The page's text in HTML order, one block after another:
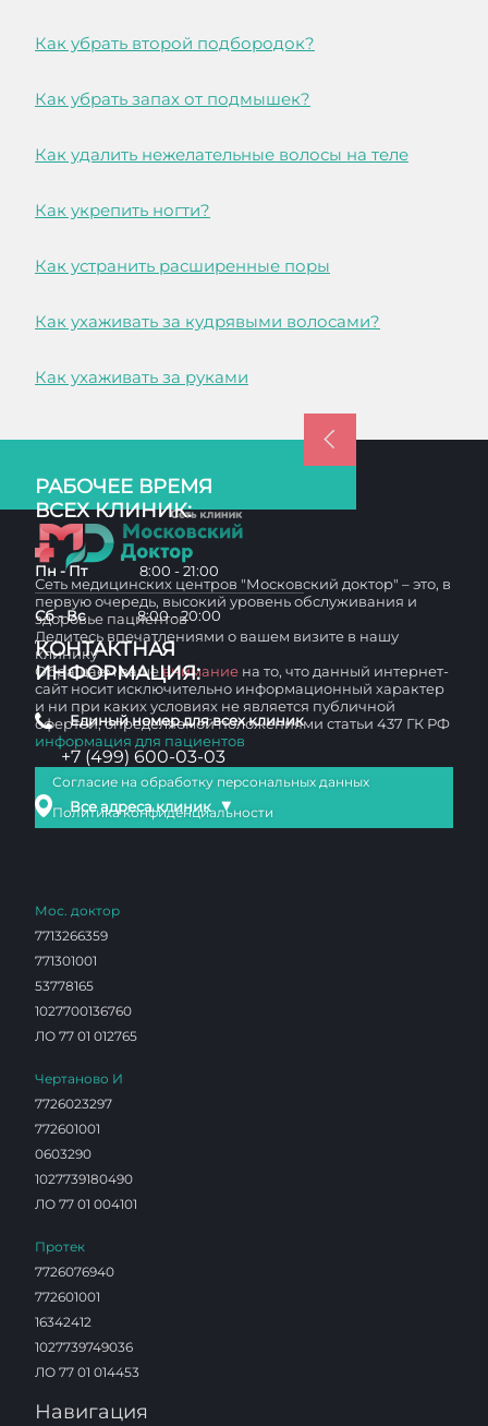
Как убрать второй подбородок?
Как убрать запах от подмышек?
Как удалить нежелательные волосы на теле
Как укрепить ногти?
Как устранить расширенные поры
Как ухаживать за кудрявыми волосами?
Как ухаживать за руками
РАБОЧЕЕ ВРЕМЯ
ВСЕХ КЛИНИК:
Пн - Пт 8:00 - 21:00
Сб - Вс 8:00 - 20:00
КОНТАКТНАЯ
ИНФОРМАЦИЯ:
Единый номер для всех клиник
+7 (499) 600-03-03
Все адреса клиник ▼
Сеть медицинских центров "Московский доктор" – это, в
первую очередь, высокий уровень обслуживания и
здоровье пациентов
Делитесь впечатлениями о вашем визите в нашу
клинику
Обращаем вашевнимание на то, что данный интернет-
сайт носит исключительно информационный характер
и ни при каких условиях не является публичной
офертой, определяемой положениями статьи 437 ГК РФ
информация для пациентов
Согласие на обработку персональных данных
Политика конфиденциальности
Мос. доктор
7713266359
771301001
53778165
1027700136760
ЛО 77 01 012765
Чертаново И
7726023297
772601001
0603290
1027739180490
ЛО 77 01 004101
Протек
7726076940
772601001
16342412
1027739749036
ЛО 77 01 014453
Навигация